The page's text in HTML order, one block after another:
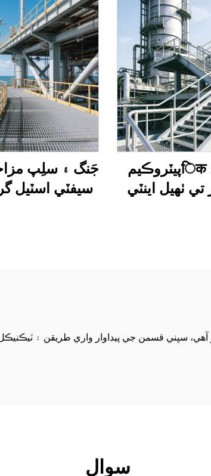
جَنگ ۽ سلِپ
سيفٽي اسٽيل
پيٽروڪيمिक سيفٽي لاءِ
ٺهيل اينٽي
آهي، سڀني قسمن جي پيداوار واري طريقن ۽
سوال